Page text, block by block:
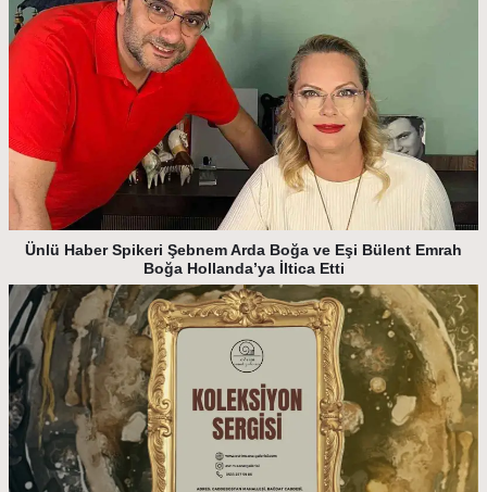
Ünlü Haber Spikeri Şebnem Arda Boğa ve Eşi Bülent Emrah
Boğa Hollanda’ya İltica Etti